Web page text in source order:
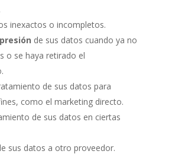
inexactos o incompletos.
de sus datos cuando ya no
o se haya retirado el
de sus datos para
como el marketing directo.
de sus datos en ciertas
sus datos a otro proveedor.